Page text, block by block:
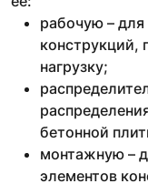
рабочую –
конструкций,
нагрузку;
бетонной
монтажную –
элементов